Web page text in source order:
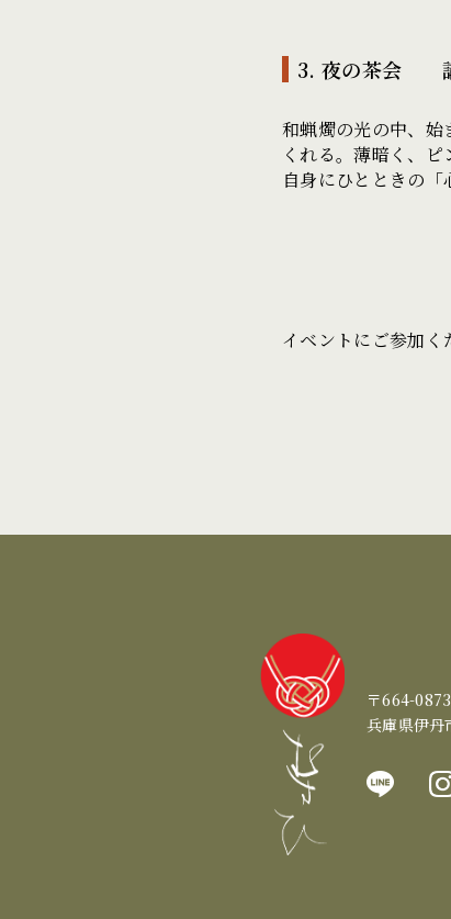
3. 夜の茶会
和蝋燭の光の中、始
くれる。薄暗く、
自身にひとときの「
イベントにご参加く
〒664-0873
兵庫県伊丹